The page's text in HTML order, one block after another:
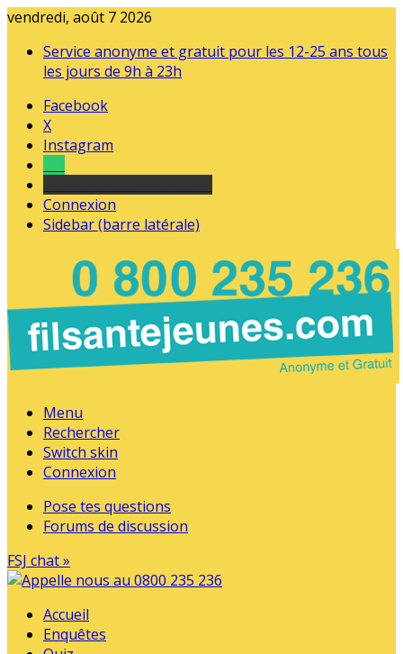
vendredi, août 7 2026
Service anonyme et gratuit pour les 12-25 ans tous
les jours de 9h à 23h
Facebook
X
Instagram
Connexion
Sidebar (barre latérale)
Menu
Rechercher
Switch skin
Connexion
Pose tes questions
Forums de discussion
FSJ chat »
Accueil
Enquêtes